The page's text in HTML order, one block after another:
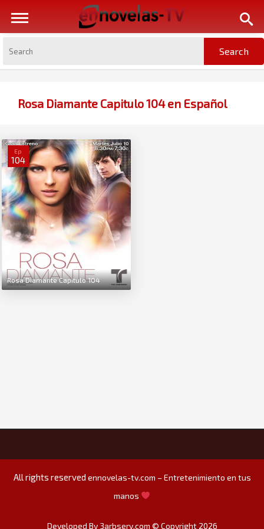
Rosa Diamante Capitulo 104 en Español
Ep
104
Rosa Diamante Capitulo 104
All rights reserved ennovelas-tv.com – Entretenimiento en tus
manos
Developed By 3arbserv.com © Copyright 2026